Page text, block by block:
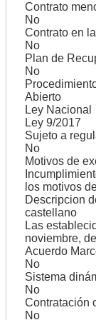
Contrato
No
Contrato en
No
Plan de
No
Abierto
Ley Nacional
Ley 9/2017
Sujeto a
No
Motivos de
los motivos
Descripcion
castellano
Las
noviembre,
Acuerdo
No
Sistema
No
Contratación
No